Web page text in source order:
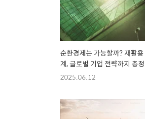
순환경제는 가능할까? 재활용
계, 글로벌 기업 전략까지 총
2025.06.12